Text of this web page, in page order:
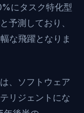
にタスク特化型
予測しており、
な飛躍となりま
、ソフトウェア
リジェントにな